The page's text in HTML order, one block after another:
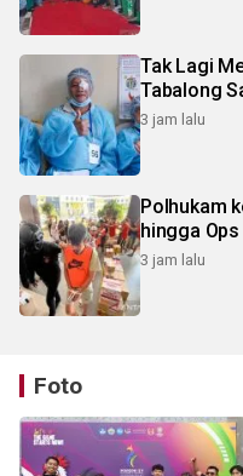
Tak Lagi
Tabalong
3 jam lalu
Polhukam
hingga Ops
3 jam lalu
Foto